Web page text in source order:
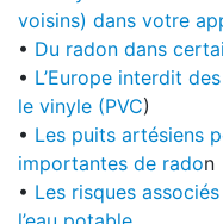
voisins) dans votre
• Du radon dans
• L’Europe interdit
le vinyle (PVC)
• Les puits artésiens
importantes de radon
• Les risques